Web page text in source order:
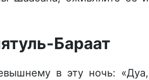
Бараат
в эту ночь: «Дуа,